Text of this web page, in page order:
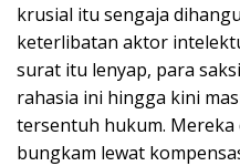
krusial itu sengaja
keterlibatan aktor
surat itu lenyap, para
rahasia ini hingga kini
tersentuh hukum. Mereka
bungkam lewat